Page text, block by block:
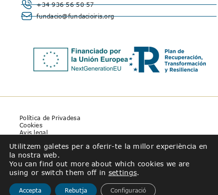
+34 936 56 50 57
fundacio@fundacioiris.org
Política de Privadesa
Cookies
Avis legal
Utilitzem galetes per a oferir-te la millor experiència en
la nostra web.
You can find out more about which cookies we are
using or switch them off in settings.
Accepta Rebutja Configuració